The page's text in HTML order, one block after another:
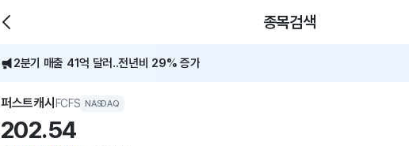
종목검색
2분기 매출 41억 달러..전년비 29% 증가
퍼스트캐시 FCFS NASDAQ
202.54